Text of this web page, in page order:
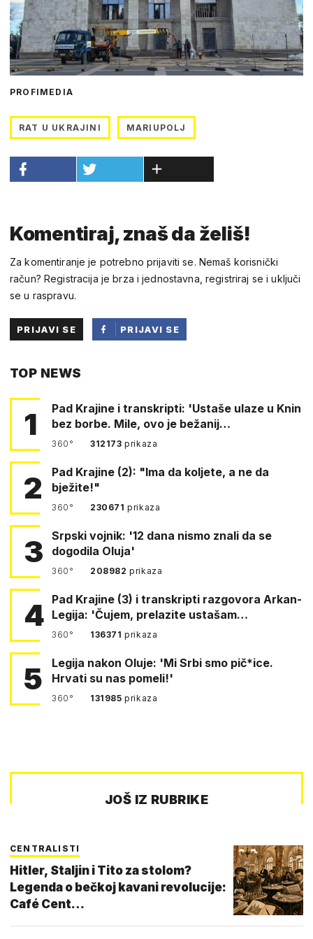
PROFIMEDIA
RAT U UKRAJINI MARIUPOLJ
Komentiraj, znaš da želiš!
Za komentiranje je potrebno prijaviti se. Nemaš korisnički
račun? Registracija je brza i jednostavna, registriraj se i uključi
se u raspravu.
PRIJAVI SE
PRIJAVI SE
TOP NEWS
1
Pad Krajine i transkripti: 'Ustaše ulaze u Knin
bez borbe. Mile, ovo je bežanij…
360° 312173prikaza
2
Pad Krajine (2): "Ima da koljete, a ne da
bježite!"
360° 230671prikaza
3
Srpski vojnik: '12 dana nismo znali da se
dogodila Oluja'
360° 208982prikaza
4 Pad Krajine (3) i transkripti razgovora Arkan-
Legija: 'Čujem, prelazite ustašam…
360° 136371prikaza
5
Legija nakon Oluje: 'Mi Srbi smo pič*ice.
Hrvati su nas pomeli!'
360° 131985prikaza
JOŠ IZ RUBRIKE
CENTRALISTI
Hitler, Staljin i Tito za stolom?
Legenda o bečkoj kavani revolucije:
Café Cent…